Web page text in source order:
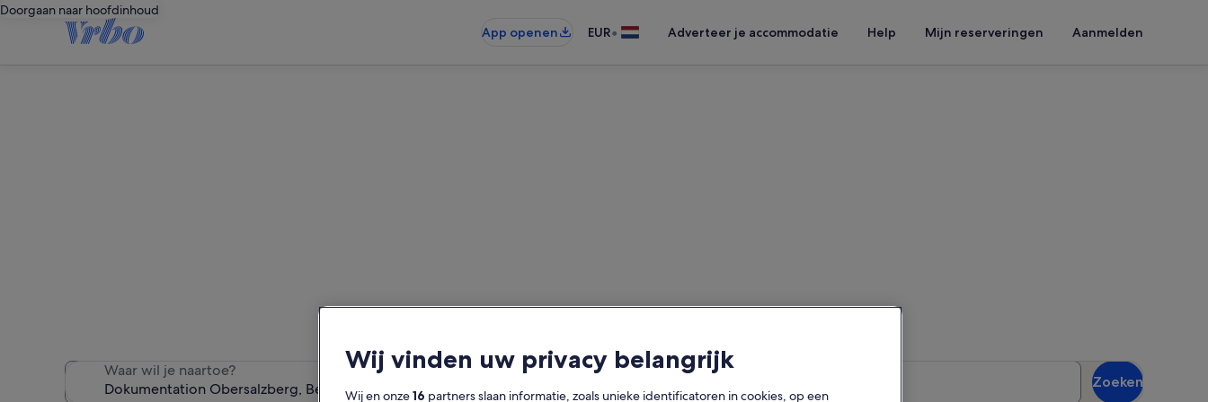
Doorgaan naar hoofdinhoud
App openen
EUR• Adverteer je accommodatie Help Mijn reserveringen Aanmelden
Waar wil je naartoe? Datums
Zoeken
Wij vinden uw privacy belangrijk
Wij en onze16 partners slaan informatie, zoals unieke identificatoren in cookies, op een